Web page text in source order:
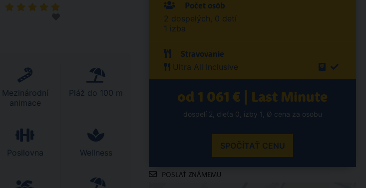
Mezinárodní
animace
Pláž do 100 m
Posilovna Wellness
Počet osôb
2 dospelých, 0 detí
1 izba
Stravovanie
Ultra All Inclusive
od 1 061 € | Last Minute
dospelí 2, dieťa 0, izby 1, Ø cena za osobu
SPOČÍTAŤ CENU
POSLAŤ ZNÁMEMU